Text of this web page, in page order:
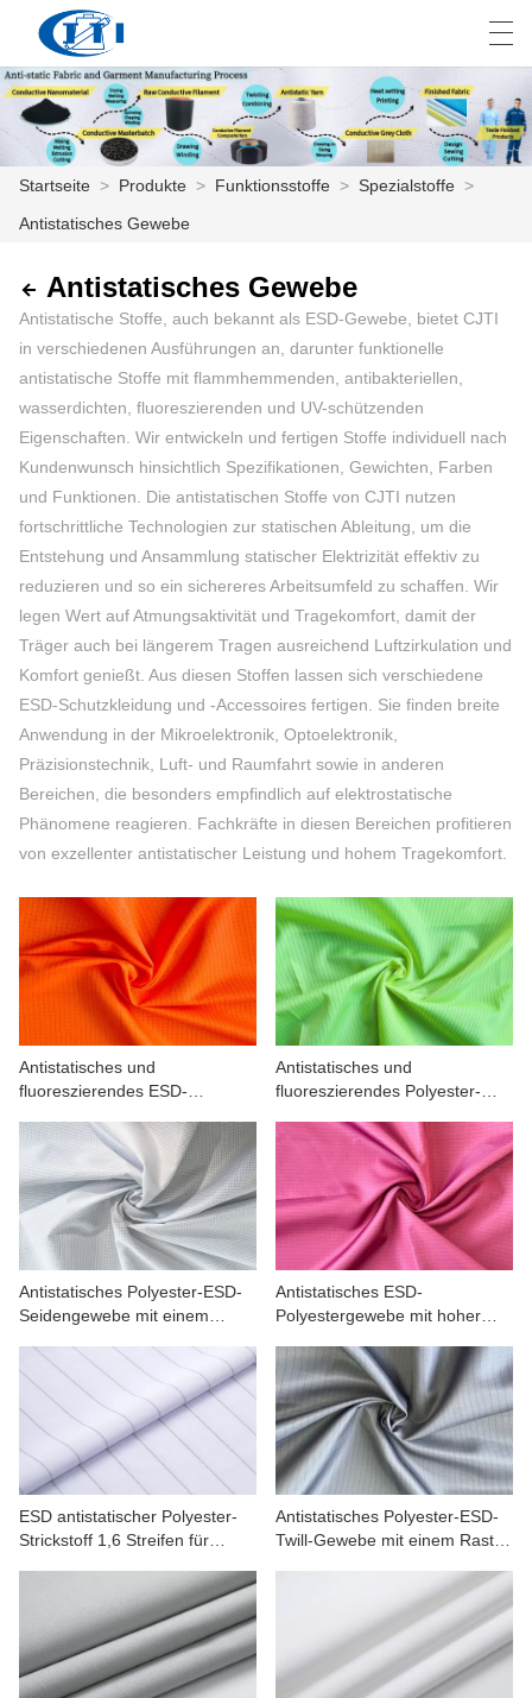
STARTSEITE
PRODUKTE
ÜBER UNS
NACHRICHTEN
INDUSTRIE
KONTAKTIERE UNS
العربية česky Deutsch English
Startseite > Produkte > Funktionsstoffe > Spezialstoffe >
Antistatisches Gewebe
Antistatisches Gewebe
Antistatische Stoffe, auch bekannt als ESD-Gewebe, bietet CJTI
in verschiedenen Ausführungen an, darunter funktionelle
antistatische Stoffe mit flammhemmenden, antibakteriellen,
wasserdichten, fluoreszierenden und UV-schützenden
Eigenschaften. Wir entwickeln und fertigen Stoffe individuell nach
Kundenwunsch hinsichtlich Spezifikationen, Gewichten, Farben
und Funktionen. Die antistatischen Stoffe von CJTI nutzen
fortschrittliche Technologien zur statischen Ableitung, um die
Entstehung und Ansammlung statischer Elektrizität effektiv zu
reduzieren und so ein sichereres Arbeitsumfeld zu schaffen. Wir
legen Wert auf Atmungsaktivität und Tragekomfort, damit der
Träger auch bei längerem Tragen ausreichend Luftzirkulation und
Komfort genießt. Aus diesen Stoffen lassen sich verschiedene
ESD-Schutzkleidung und -Accessoires fertigen. Sie finden breite
Anwendung in der Mikroelektronik, Optoelektronik,
Präzisionstechnik, Luft- und Raumfahrt sowie in anderen
Bereichen, die besonders empfindlich auf elektrostatische
Phänomene reagieren. Fachkräfte in diesen Bereichen profitieren
von exzellenter antistatischer Leistung und hohem Tragekomfort.
Antistatisches und
fluoreszierendes ESD-
Raster von 0,5
Antistatisches und
fluoreszierendes Polyester-
Arbeitskleidung
Antistatisches Polyester-ESD-
Seidengewebe mit einem
Arbeitskleidung
Antistatisches ESD-
Polyestergewebe mit hoher
ESD antistatischer Polyester-
Strickstoff 1,6 Streifen für
Antistatisches Polyester-ESD-
Twill-Gewebe mit einem Raster